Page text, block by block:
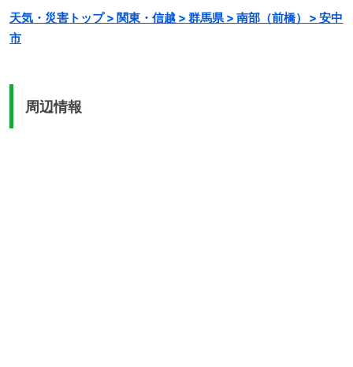
天気・災害トップ > 関東・信越 > 群馬県 > 南部（前橋） > 安中
市
周辺情報